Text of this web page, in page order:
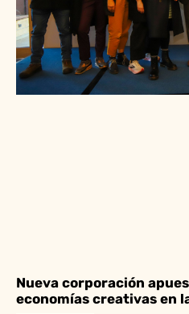
Nueva corporación
economías creativas en